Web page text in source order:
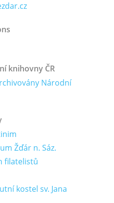
knihovny ČR
Žďár n. Sáz.
filatelistů
kostel sv. Jana